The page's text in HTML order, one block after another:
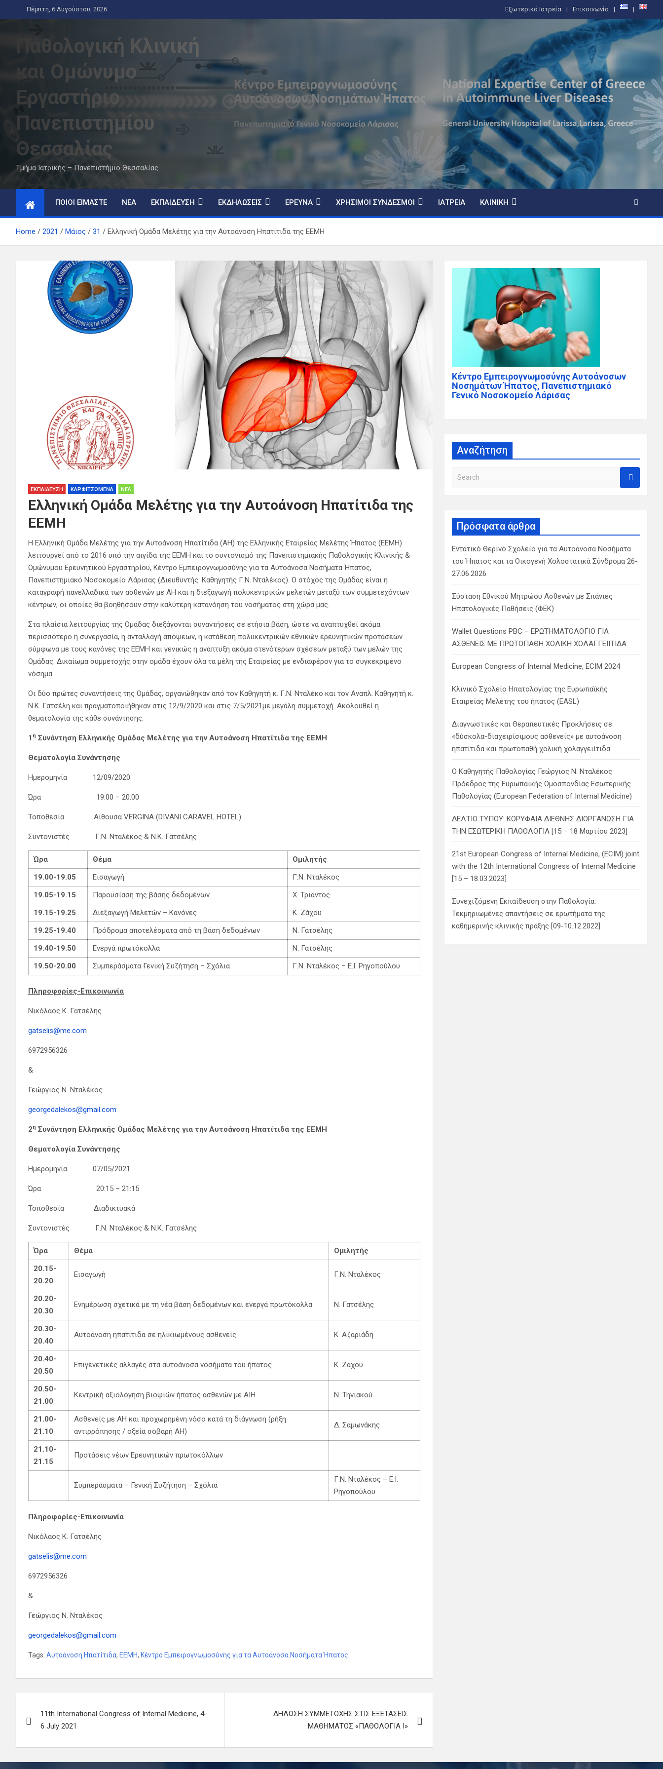
to
Πέμπτη, 6 Αυγούστου, 2026 Εξωτερικά Ιατρεία Επικοινωνία
Παθολογική Κλινική
και Ομώνυμο
Εργαστήριο
Πανεπιστημίου
Θεσσαλίας
Τμήμα Ιατρικής – Πανεπιστήμιο Θεσσαλίας
ΠΟΙΟΊ ΕΊΜΑΣΤΕ ΝΈΑ ΕΚΠΑΊΔΕΥΣΗ ΕΚΔΗΛΏΣΕΙΣ ΈΡΕΥΝΑ ΧΡΉΣΙΜΟΙ ΣΎΝΔΕΣΜΟΙ ΙΑΤΡΕΊΑ ΚΛΙΝΙΚΉ
Home 2021 Μάιος 31 Ελληνική Ομάδα Μελέτης για την Αυτοάνοση Ηπατίτιδα της ΕΕΜΗ
ΕΚΠΑΊΔΕΥΣΗ ΚΑΡΦΙΤΣΩΜΈΝΑ ΝΈΑ
Ελληνική Ομάδα Μελέτης για την Αυτοάνοση Ηπατίτιδα της
ΕΕΜΗ
Η Ελληνική Ομάδα Μελέτης για την Αυτοάνοση Ηπατίτιδα (ΑΗ) της Ελληνικής Εταιρείας Μελέτης Ήπατος (ΕΕΜΗ)
λειτουργεί από το 2016 υπό την αιγίδα της ΕΕΜΗ και το συντονισμό της Πανεπιστημιακής Παθολογικής Κλινικής &
Ομώνυμου Ερευνητικού Εργαστηρίου, Κέντρο Εμπειρογνωμοσύνης για τα Αυτοάνοσα Νοσήματα Ήπατος,
Πανεπιστημιακό Νοσοκομείο Λάρισας (Διευθυντής: Καθηγητής Γ.Ν. Νταλέκος). Ο στόχος της Ομάδας είναι η
καταγραφή πανελλαδικά των ασθενών με ΑΗ και η διεξαγωγή πολυκεντρικών μελετών μεταξύ των συμμετεχόντων
κέντρων, οι οποίες θα βοηθήσουν στην καλύτερη κατανόηση του νοσήματος στη χώρα μας.
Στα πλαίσια λειτουργίας της Ομάδας διεξάγονται συναντήσεις σε ετήσια βάση, ώστε να αναπτυχθεί ακόμα
περισσότερο η συνεργασία, η ανταλλαγή απόψεων, η κατάθεση πολυκεντρικών εθνικών ερευνητικών προτάσεων
σύμφωνα με τους κανόνες της ΕΕΜΗ και γενικώς η ανάπτυξη ακόμα στενότερων σχέσεων μεταξύ των μελών της
Ομάδας. Δικαίωμα συμμετοχής στην ομάδα έχουν όλα τα μέλη της Εταιρείας με ενδιαφέρον για το συγκεκριμένο
νόσημα.
Οι δύο πρώτες συναντήσεις της Ομάδας, οργανώθηκαν από τον Καθηγητή κ. Γ.Ν. Νταλέκο και τον Αναπλ. Καθηγητή κ.
Ν.Κ. Γατσέλη και πραγματοποιήθηκαν στις 12/9/2020 και στις 7/5/2021με μεγάλη συμμετοχή. Ακολουθεί η
θεματολογία της κάθε συνάντησης:
1 η Συνάντηση Ελληνικής Ομάδας Μελέτης για την Αυτοάνοση Ηπατίτιδα της ΕΕΜΗ
Θεματολογία Συνάντησης
Ημερομηνία 12/09/2020
Ώρα 19:00 – 20:00
Τοποθεσία Αίθουσα VERGINA (DIVANI CARAVEL HOTEL)
Συντονιστές Γ.Ν. Νταλέκος & Ν.Κ. Γατσέλης
Ώρα Θέμα
Ομιλητής
1 9.00-19.05 Εισαγωγή
Γ.Ν. Νταλέκος
19.05-19.15
Παρουσίαση της βάσης δεδομένων
Χ. Τριάντος
19.15-19.25
Διεξαγωγή Μελετών – Κανόνες
Κ. Ζάχου
19.25-19.40
Πρόδρομα αποτελέσματα από τη βάση δεδομένων
Ν. Γατσέλης
19.40-19.50
Ενεργά πρωτόκολλα
Ν. Γατσέλης
19.50-20.00
Συμπεράσματα Γενική Συζήτηση – Σχόλια Γ.Ν. Νταλέκος – Ε.Ι. Ρηγοπούλου
Πληροφορίες-Επικοινωνία
Νικόλαος Κ. Γατσέλης
gatselis@me.com
6972956326
&
Γεώργιος Ν. Νταλέκος
georgedalekos@gmail.com
2η Συνάντηση Ελληνικής Ομάδας Μελέτης για την Αυτοάνοση Ηπατίτιδα της ΕΕΜΗ
Θεματολογία Συνάντησης
Ημερομηνία 07/05/2021
Ώρα 20:15 – 21:15
Τοποθεσία Διαδικτυακά
Συντονιστές Γ.Ν. Νταλέκος & Ν.Κ. Γατσέλης
Ώρα Θέμα
Ομιλητής
20.15-
20.20
Εισαγωγή Γ.Ν. Νταλέκος
20.20-
20.30
Ενημέρωση σχετικά με τη νέα βάση δεδομένων και ενεργά πρωτόκολλα Ν. Γατσέλης
20.30-
20.40
Αυτοάνοση ηπατίτιδα σε ηλικιωμένους ασθενείς Κ. Αζαριάδη
20.40-
20.50
Επιγενετικές αλλαγές στα αυτοάνοσα νοσήματα του ήπατος. Κ. Ζάχου
20.50-
21.00
Κεντρική αξιολόγηση βιοψιών ήπατος ασθενών με ΑΙΗ Ν. Τηνιακού
21.00-
21.10
Ασθενείς με ΑΗ και προχωρημένη νόσο κατά τη διάγνωση (ρήξη
αντιρρόπησης / οξεία σοβαρή ΑΗ)
Δ. Σαμωνάκης
21.10-
21.15
Προτάσεις νέων Ερευνητικών πρωτοκόλλων
Συμπεράσματα – Γενική Συζήτηση – Σχόλια
Γ.Ν. Νταλέκος – Ε.Ι.
Ρηγοπούλου
Πληροφορίες-Επικοινωνία
Νικόλαος Κ. Γατσέλης
gatselis@me.com
6972956326
&
Γεώργιος Ν. Νταλέκος
georgedalekos@gmail.com
Tags: Αυτοάνοση Ηπατίτιδα, ΕΕΜΗ, Κέντρο Εμπειρογνωμοσύνης για τα Αυτοάνοσα Νοσήματα Ήπατος
άρθρων
11th International Congress of Internal Medicine, 4-
6 July 2021
ΔΗΛΩΣΗ ΣΥΜΜΕΤΟΧΗΣ ΣΤΙΣ ΕΞΕΤΑΣΕΙΣ
ΜΑΘΗΜΑΤΟΣ «ΠΑΘΟΛΟΓΙΑ Ι»
Κέντρο Εμπειρογνωμοσύνης Αυτοάνοσων
Νοσημάτων Ήπατος, Πανεπιστημιακό
Γενικό Νοσοκομείο Λάρισας
Αναζήτηση
a
h
Πρόσφατα άρθρα
Εντατικό Θερινό Σχολείο για τα Αυτοάνοσα Νοσήματα
του Ήπατος και τα Οικογενή Χολοστατικά Σύνδρομα 26-
27.06.2026
Σύσταση Εθνικού Μητρώου Ασθενών με Σπάνιες
Ηπατολογικές Παθήσεις (ΦΕΚ)
Wallet Questions PBC – ΕΡΩΤΗΜΑΤΟΛΟΓΙΟ ΓΙΑ
ΑΣΘΕΝΕΙΣ ΜΕ ΠΡΩΤΟΠΑΘΗ ΧΟΛΙΚΗ ΧΟΛΑΓΓΕΙΙΤΙΔΑ
European Congress of Internal Medicine, ECIM 2024
Κλινικό Σχολείο Ηπατολογίας της Ευρωπαϊκής
Εταιρείας Μελέτης του ήπατος (EASL)
Διαγνωστικές και Θεραπευτικές Προκλήσεις σε
«δύσκολα-διαχειρίσιμους ασθενείς» με αυτοάνοση
ηπατίτιδα και πρωτοπαθή χολική χολαγγειίτιδα
Ο Καθηγητής Παθολογίας Γεώργιος Ν. Νταλέκος
Πρόεδρος της Ευρωπαϊκής Ομοσπονδίας Εσωτερικής
Παθολογίας (European Federation of Internal Medicine)
ΔΕΛΤΙΟ ΤΥΠΟΥ: ΚΟΡΥΦΑΙΑ ΔΙΕΘΝΗΣ ΔΙΟΡΓΑΝΩΣΗ ΓΙΑ
ΤΗΝ ΕΣΩΤΕΡΙΚΗ ΠΑΘΟΛΟΓΙΑ [15 – 18 Μαρτίου 2023]
21st European Congress of Internal Medicine, (ECIM) joint
with the 12th International Congress of Internal Medicine
[15 – 18.03.2023]
Συνεχιζόμενη Εκπαίδευση στην Παθολογία:
Τεκμηριωμένες απαντήσεις σε ερωτήματα της
καθημερινής κλινικής πράξης [09-10.12.2022]